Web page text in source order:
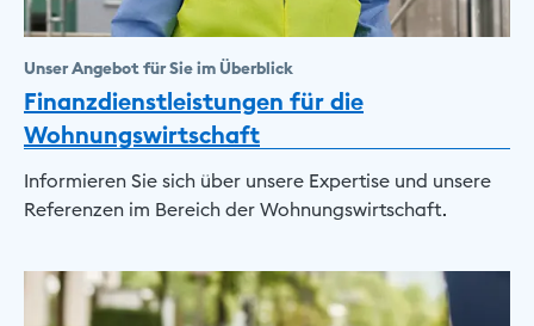
Unser Angebot für Sie im Überblick
Finanzdienstleistungen für die
Wohnungswirtschaft
Informieren Sie sich über unsere Expertise und unsere
Referenzen im Bereich der Wohnungswirtschaft.